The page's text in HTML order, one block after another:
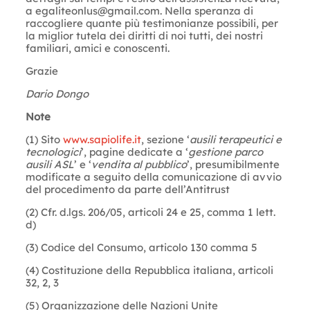
a egaliteonlus@gmail.com. Nella speranza di
raccogliere quante più testimonianze possibili, per
la miglior tutela dei diritti di noi tutti, dei nostri
familiari, amici e conoscenti.
Grazie
Dario Dongo
Note
(1) Sitowww.sapiolife.it, sezione ‘ausili terapeutici e
tecnologici’, pagine dedicate a ‘gestione parco
ausili ASL’ e ‘vendita al pubblico’, presumibilmente
modificate a seguito della comunicazione di avvio
del procedimento da parte dell’Antitrust
(2) Cfr. d.lgs. 206/05, articoli 24 e 25, comma 1 lett.
d)
(3) Codice del Consumo, articolo 130 comma 5
(4) Costituzione della Repubblica italiana, articoli
32, 2, 3
(5) Organizzazione delle Nazioni Unite